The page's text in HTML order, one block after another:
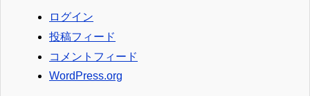
ログイン
投稿フィード
コメントフィード
WordPress.org